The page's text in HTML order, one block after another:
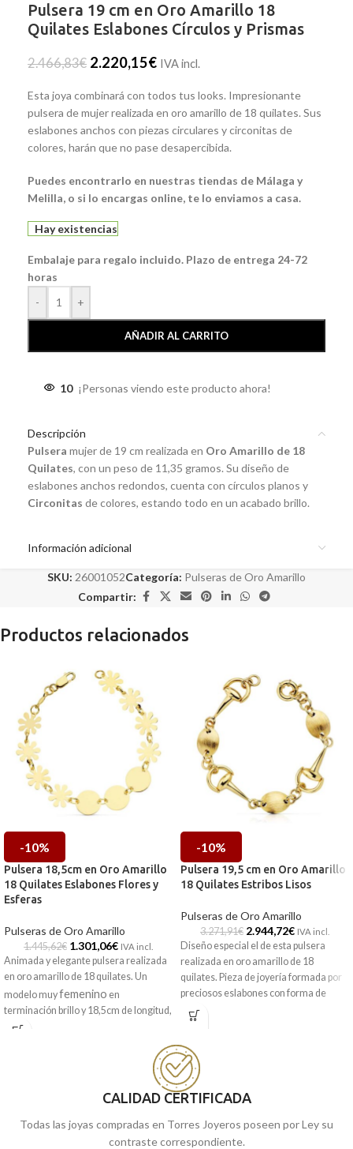
Pulsera 19 cm en Oro Amarillo 18
Quilates Eslabones Círculos y Prismas
2.466,83€ 2.220,15€ IVA incl.
Esta joya combinará con todos tus looks. Impresionante
pulsera de mujer realizada en oro amarillo de 18 quilates. Sus
eslabones anchos con piezas circulares y circonitas de
colores, harán que no pase desapercibida.
Puedes encontrarlo en nuestras tiendas de Málaga y
Melilla, o si lo encargas online, te lo enviamos a casa.
Hay existencias
Embalaje para regalo incluido. Plazo de entrega 24-72
horas
-
+
AÑADIR AL CARRITO
10 ¡Personas viendo este producto ahora!
Descripción
Pulsera mujer de 19 cm realizada en Oro Amarillo de 18
Quilates, con un peso de 11,35 gramos. Su diseño de
eslabones anchos redondos, cuenta con círculos planos y
Circonitas de colores, estando todo en un acabado brillo.
Información adicional
SKU: 26001052Categoría: Pulseras de Oro Amarillo
Compartir:
Productos relacionados
-10%
Pulsera 18,5cm en Oro Amarillo
18 Quilates Eslabones Flores y
Esferas
Pulseras de Oro Amarillo
1.445,62€ 1.301,06€ IVA incl.
Animada y elegante pulsera realizada
en oro amarillo de 18 quilates. Un
modelo muyfemenino en
terminación brillo y 18,5cm de longitud,
que esta acompañada por las bonitas
Perfecta que no debe de faltar en tu
Puedes encontrarlo en nuestras
encargas online, te lo enviamos a
-10%
Pulsera 19,5 cm en Oro Amarillo
18 Quilates Estribos Lisos
Pulseras de Oro Amarillo
3.271,91€ 2.944,72€ IVA incl.
Diseño especial el de esta pulsera
realizada en oro amarillo de 18
quilates. Pieza de joyería formada por
preciosos eslabones con forma de
estribos y otros más sencillo con ligero
tallado y atizado. Un complemento
Puedes encontrarlo en nuestras
tiendas de Málaga y Melilla, o si lo
encargas online, te lo enviamos a
CALIDAD CERTIFICADA
Todas las joyas compradas en Torres Joyeros poseen por Ley su
contraste correspondiente.